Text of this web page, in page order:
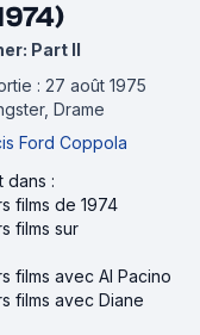
Part II
: 27 août 1975
Drame
Ford Coppola
dans :
films de 1974
films sur
films avec Al Pacino
films avec Diane